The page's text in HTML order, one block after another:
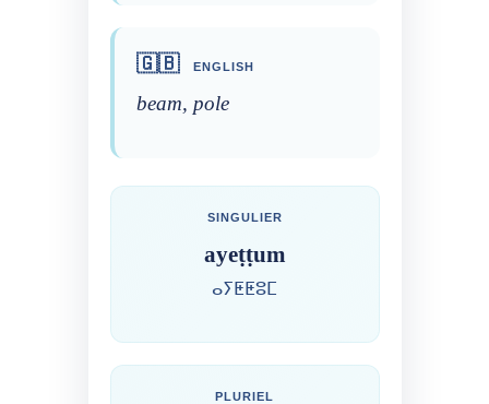
🇬🇧 ENGLISH
beam, pole
SINGULIER
ayeṭṭum
ⴰⵢⵟⵟⵓⵎ
PLURIEL